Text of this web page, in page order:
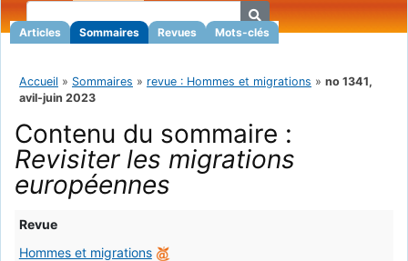
Articles Sommaires Revues Mots-clés
Accueil » Sommaires » revue : Hommes et migrations » no 1341,
avil-juin 2023
Contenu du sommaire :
Revisiter les migrations
européennes
Revue
Hommes et migrations